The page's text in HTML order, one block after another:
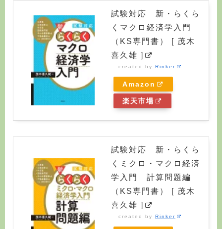
試験対応 新・らくら
くマクロ経済学入門
（KS専門書） [ 茂木
喜久雄 ]
created by Rinker
Amazon
楽天市場
試験対応 新・らくら
くミクロ・マクロ経済
学入門 計算問題編
（KS専門書） [ 茂木
喜久雄 ]
created by Rinker